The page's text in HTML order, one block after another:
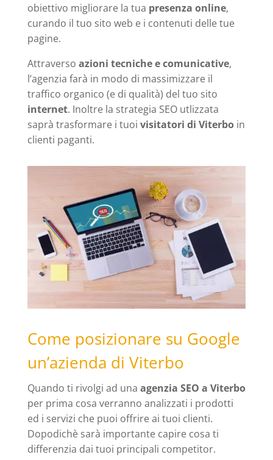
obiettivo migliorare la tua presenza online,
curando il tuo sito web e i contenuti delle tue
pagine.
Attraverso azioni tecniche e comunicative,
l’agenzia farà in modo di massimizzare il
traffico organico (e di qualità) del tuo sito
internet. Inoltre la strategia SEO utlizzata
saprà trasformare i tuoi visitatori di Viterboin
clienti paganti.
Come posizionare su Google
un’azienda di Viterbo
Quando ti rivolgi ad una agenzia SEO a Viterbo
per prima cosa verranno analizzati i prodotti
ed i servizi che puoi offrire ai tuoi clienti.
Dopodichè sarà importante capire cosa ti
differenzia dai tuoi principali competitor.